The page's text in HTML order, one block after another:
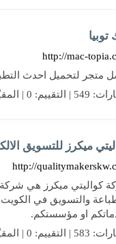
توبيا
http://mac-
متجر لتحميل احدث
0 | المقيّمين: 0 | الدولة:
ميكرز للتسويق
http://
كواليتي ميكرز هي شركة
والتسويق في
او مؤسستكم.
0 | المقيّمين: 0 | الدولة: